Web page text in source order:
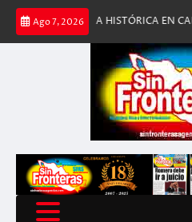
Saltar
contenido
Ago 7, 2026
HISTÓRICA EN CALI